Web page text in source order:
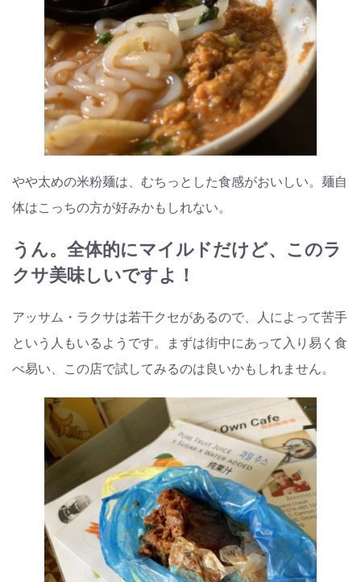
やや太めの米粉麺は、むちっとした食感がおいしい。麺自
体はこっちの方が好みかもしれない。
うん。全体的にマイルドだけど、このラ
クサ美味しいですよ！
アッサム・ラクサは若干クセがあるので、人によって苦手
という人もいるようです。まずは街中にあって入り易く食
べ易い、この店で試してみるのは良いかもしれません。